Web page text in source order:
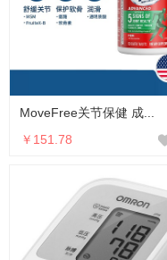
MoveFree关节保健 成...
￥151.78